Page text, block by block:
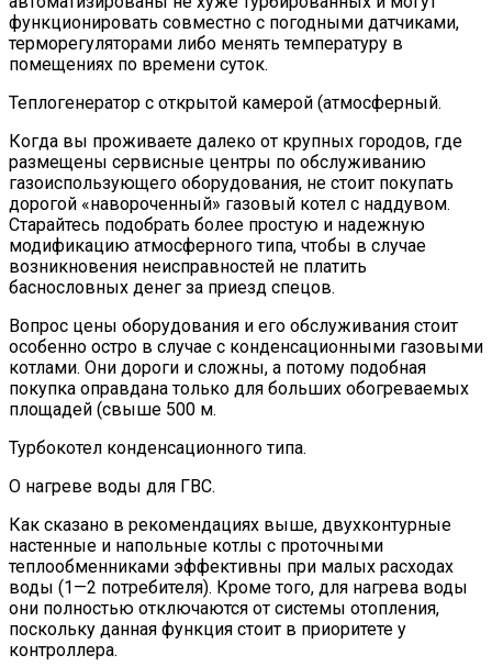
функционировать совместно с погодными датчиками,
терморегуляторами либо менять температуру в
помещениях по времени суток.
Теплогенератор с открытой камерой (атмосферный.
Когда вы проживаете далеко от крупных городов, где
размещены сервисные центры по обслуживанию
газоиспользующего оборудования, не стоит покупать
дорогой «навороченный» газовый котел с наддувом.
Старайтесь подобрать более простую и надежную
модификацию атмосферного типа, чтобы в случае
возникновения неисправностей не платить
баснословных денег за приезд спецов.
Вопрос цены оборудования и его обслуживания стоит
особенно остро в случае с конденсационными газовыми
котлами. Они дороги и сложны, а потому подобная
покупка оправдана только для больших обогреваемых
площадей (свыше 500 м.
Турбокотел конденсационного типа.
О нагреве воды для ГВС.
Как сказано в рекомендациях выше, двухконтурные
настенные и напольные котлы с проточными
теплообменниками эффективны при малых расходах
воды (1—2 потребителя). Кроме того, для нагрева воды
они полностью отключаются от системы отопления,
поскольку данная функция стоит в приоритете у
контроллера.